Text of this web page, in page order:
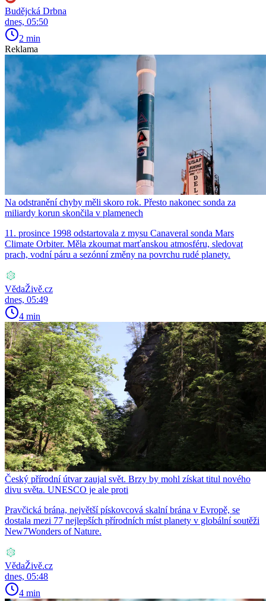
Budějcká Drbna
dnes, 05:50
2 min
Reklama
Na odstranění chyby měli skoro rok. Přesto nakonec sonda za
miliardy korun skončila v plamenech
11. prosince 1998 odstartovala z mysu Canaveral sonda Mars
Climate Orbiter. Měla zkoumat marťanskou atmosféru, sledovat
prach, vodní páru a sezónní změny na povrchu rudé planety.
VědaŽivě.cz
dnes, 05:49
4 min
Český přírodní útvar zaujal svět. Brzy by mohl získat titul nového
divu světa. UNESCO je ale proti
Pravčická brána, největší pískovcová skalní brána v Evropě, se
dostala mezi 77 nejlepších přírodních míst planety v globální soutěži
New7Wonders of Nature.
VědaŽivě.cz
dnes, 05:48
4 min